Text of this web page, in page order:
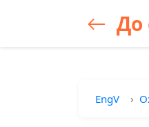
До
EngV